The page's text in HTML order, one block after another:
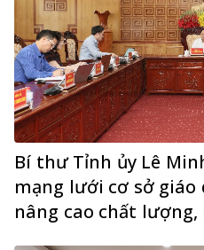
Bí thư Tỉnh ủy Lê
mạng lưới cơ sở giáo
nâng cao chất